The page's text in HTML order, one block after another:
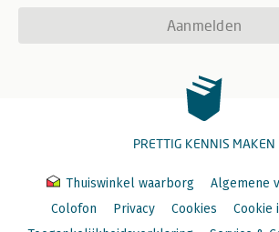
Aanmelden
PRETTIG KENNIS MAKEN
Thuiswinkel waarborg
Algemene
Colofon
Privacy Cookies
Cookie